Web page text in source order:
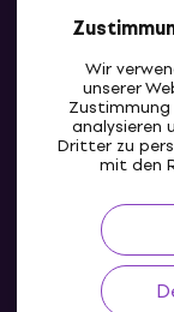
Wir
unserer
analysieren
Dritter zu
mit den